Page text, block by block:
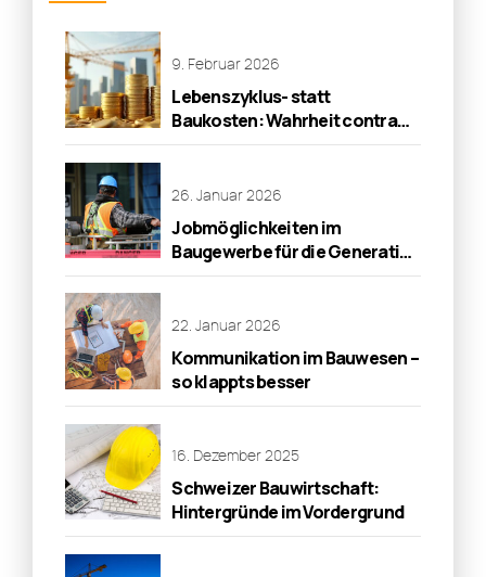
9. Februar 2026
Lebenszyklus- statt
Baukosten: Wahrheit contra
Wirklichkeit!
26. Januar 2026
Jobmöglichkeiten im
Baugewerbe für die Generation
50 plus
22. Januar 2026
Kommunikation im Bauwesen –
so klappts besser
16. Dezember 2025
Schweizer Bauwirtschaft:
Hintergründe im Vordergrund